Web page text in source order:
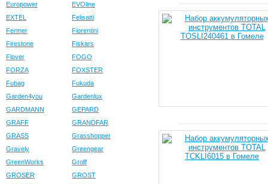
Europower
EVOline
EXTEL
Felisatti
Fermer
Fiorentini
Firestone
Fiskars
Flover
FOGO
FORZA
FOXSTER
Fubag
Fukuda
Garden4you
Gardenlux
GARDMANN
GEPARD
GRAFF
GRANDFAR
GRASS
Grasshopper
Gravely
Greengear
GreenWorks
Groff
GROSER
GROST